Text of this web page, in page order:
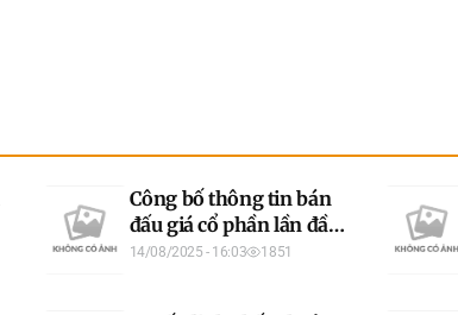
Công bố thông tin bán
đấu giá cổ phần lần đầu
của Trung tâm Dạy
14/08/2025 - 16:03 1851